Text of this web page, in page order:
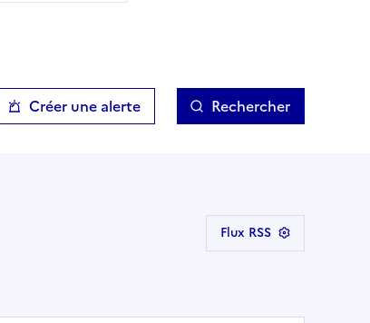
Créer une alerte Rechercher
Flux RSS